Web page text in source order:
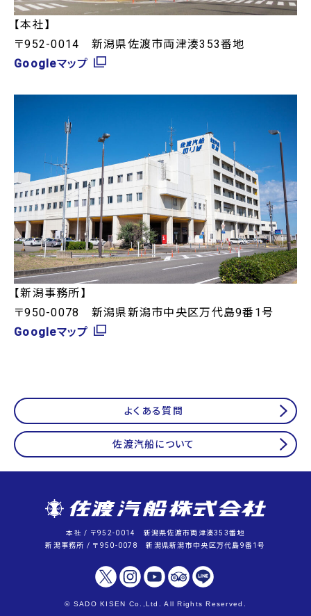
【本社】
〒952-0014 新潟県佐渡市両津湊353番地
Googleマップ
【新潟事務所】
〒950-0078 新潟県新潟市中央区万代島9番1号
Googleマップ
よくある質問
佐渡汽船について
本社 / 〒952-0014 新潟県佐渡市両津湊353番地
新潟事務所 / 〒950-0078 新潟県新潟市中央区万代島9番1号
© SADO KISEN Co.,Ltd. All Rights Reserved.